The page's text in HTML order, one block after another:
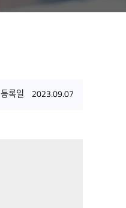
등록일 2023.09.07